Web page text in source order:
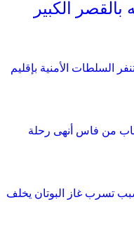
السلطات الأمنية بإقليم
من فاس أنهى رحلة
تسرب غاز البوتان يخلف